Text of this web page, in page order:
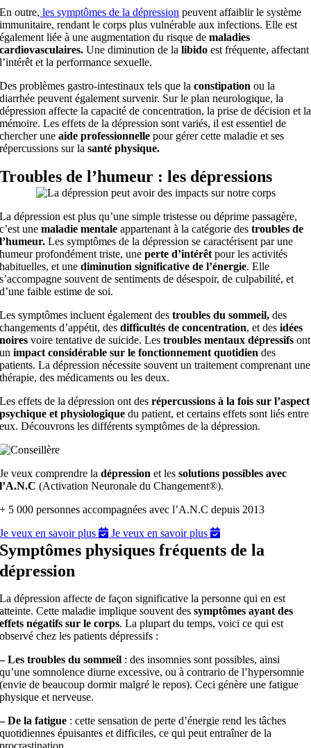
En outre, les symptômes de la dépression peuvent affaiblir le système
immunitaire, rendant le corps plus vulnérable aux infections. Elle est
également liée à une augmentation du risque de maladies
cardiovasculaires. Une diminution de lalibido est fréquente, affectant
l’intérêt et la performance sexuelle.
Des problèmes gastro-intestinaux tels que la constipationou la
diarrhée peuvent également survenir. Sur le plan neurologique, la
dépression affecte la capacité de concentration, la prise de décision et la
mémoire. Les effets de la dépression sont variés, il est essentiel de
chercher une aide professionnelle pour gérer cette maladie et ses
répercussions sur la santé physique.
Troubles de l’humeur : les dépressions
La dépression est plus qu’une simple tristesse ou déprime passagère,
c’est unemaladie mentaleappartenant à la catégorie destroubles de
l’humeur.Les symptômes de la dépression se caractérisent par une
humeur profondément triste, une perte d’intérêt pour les activités
habituelles, et unediminution significative de l’énergie. Elle
s’accompagne souvent de sentiments de désespoir, de culpabilité, et
d’une faible estime de soi.
Les symptômes incluent également destroubles du sommeil,des
changements d’appétit, desdifficultés de concentration, et desidées
noires voire tentative de suicide. Les troubles mentaux dépressifsont
unimpact considérable sur le fonctionnement quotidien des
patients. La dépression nécessite souvent un traitement comprenant une
thérapie, des médicaments ou les deux.
Les effets de la dépression ont desrépercussions à la fois sur l’aspect
psychique et physiologique du patient, et certains effets sont liés entre
eux. Découvrons les différents symptômes de la dépression.
Je veux comprendre ladépression et lessolutions possibles avec
l’A.N.C (Activation Neuronale du Changement®).
+ 5 000 personnes accompagnées avec l’A.N.C depuis 2013
Je veux en savoir plus
Je veux en savoir plus
Symptômes physiques fréquents de la
dépression
La dépression affecte de façon significative la personne qui en est
atteinte. Cette maladie implique souvent dessymptômes ayant des
effets négatifs sur le corps. La plupart du temps, voici ce qui est
observé chez les patients dépressifs :
– Les troubles du sommeil : des insomnies sont possibles, ainsi
qu’une somnolence diurne excessive, ou à contrario de l’hypersomnie
(envie de beaucoup dormir malgré le repos). Ceci génère une fatigue
physique et nerveuse.
– De la fatigue : cette sensation de perte d’énergie rend les tâches
quotidiennes épuisantes et difficiles, ce qui peut entraîner de la
procrastination.